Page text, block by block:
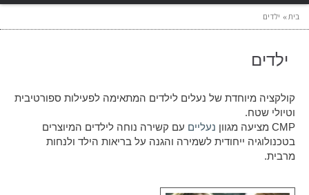
בית ילדים
ילדים
קולקציה מיוחדת של נעלים לילדים המתאימה לפעילות ספורטיבית
וטיולי שטח.
CMP מציעה מגוון
נעליים עם קשירה נוחה לילדים המיוצרים
בטכנולוגיה ייחודית לשמירה והגנה על בריאות הילד ולנחות
מרבית.